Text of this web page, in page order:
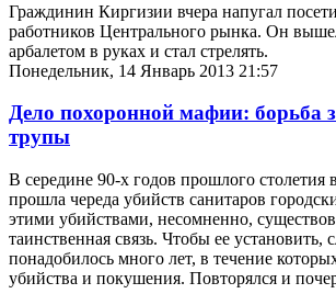
Граждинин Киргизии вчера напугал
работников Центрального рынка. Он
арбалетом в руках и стал стрелять.
Понедельник, 14 Январь 2013 21:57
Дело похоронной мафии: борьба
трупы
В середине 90-х годов прошлого столетия
прошла череда убийств санитаров
этими убийствами, несомненно,
таинственная связь. Чтобы ее установить,
понадобилось много лет, в течение
убийства и покушения. Повторялся и